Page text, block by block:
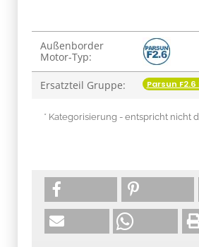
Produkteigenschaft
Wert
Außenborder
Motor-Typ:
Ersatzteil Gruppe: Parsun
* Kategorisierung - entspricht nicht